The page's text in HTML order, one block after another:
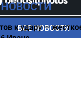
к удару —
Иране
ВСЕ НОВОСТИ
Все права